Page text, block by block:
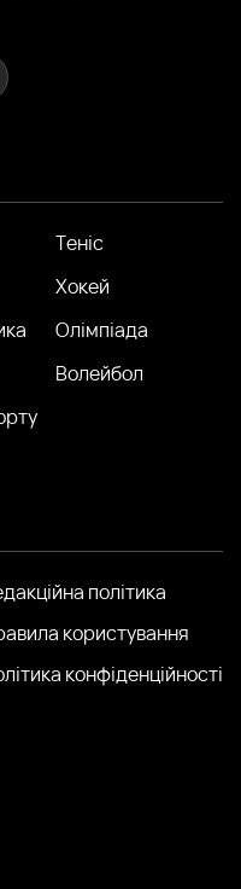
Теніс
Хокей
Олімпіада
Волейбол
політика
користування
конфіденційності